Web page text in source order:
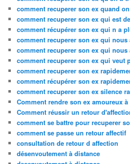
comment recuperer son ex quand
comment recuperer son ex qui est
comment récupérer son ex qui n a
comment recuperer son ex qui nous
comment recuperer son ex qui nous
comment recuperer son ex qui veut
comment recuperer son ex
comment récupérer son ex
comment recuperer son ex silence
Comment rendre son ex amoureux
Comment réussir un retour
comment se battre pour recuperer
comment se passe un retour affectif
consultation de retour d affection
désenvoutement à distance